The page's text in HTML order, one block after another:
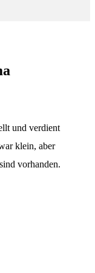
und verdient
klein, aber
vorhanden.